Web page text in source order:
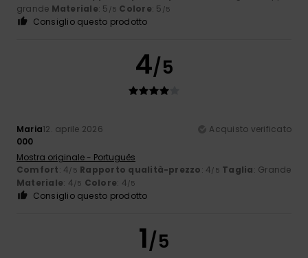
grande Materiale: 5 /5 Colore: 5 /5
Consiglio questo prodotto
4/5
Maria12. aprile 2026
Acquisto verificato
000
Mostra originale - Português
Comfort: 4/5 Rapporto qualità-prezzo: 4/5 Taglia: Grande
Materiale: 4/5 Colore: 4/5
Consiglio questo prodotto
1/5